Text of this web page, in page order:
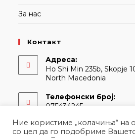
За нас
Контакт
Адреса:
Ho Shi Min 235b, Skopje
North Macedonia
Телефонски број:
075434245
Е-адреса:
contact@martina.mk
Ние користиме „колачиња“ на
со цел да го подобриме